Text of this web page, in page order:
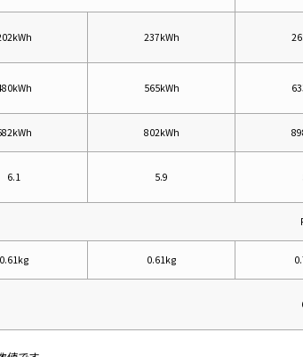
237kWh
565kWh
802kWh
6.1 5.9
0.61kg 0.61kg